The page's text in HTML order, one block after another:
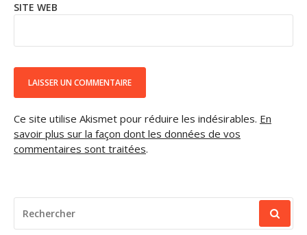
SITE WEB
Ce site utilise Akismet pour réduire les indésirables. En
savoir plus sur la façon dont les données de vos
commentaires sont traitées.
POUR